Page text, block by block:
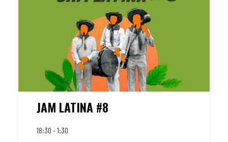
JAM LATINA #8
18:30 - 1:30